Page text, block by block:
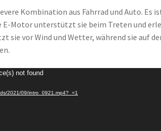
Kombination aus Fahrrad und Auto. Es
Motor unterstützt sie beim Treten und
sie vor Wind und Wetter, während sie auf
not found
2021/09/intro_0921.mp4?_=1